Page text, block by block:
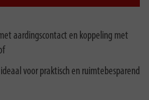
aardingscontact en koppeling met
voor praktisch en ruimtebesparend